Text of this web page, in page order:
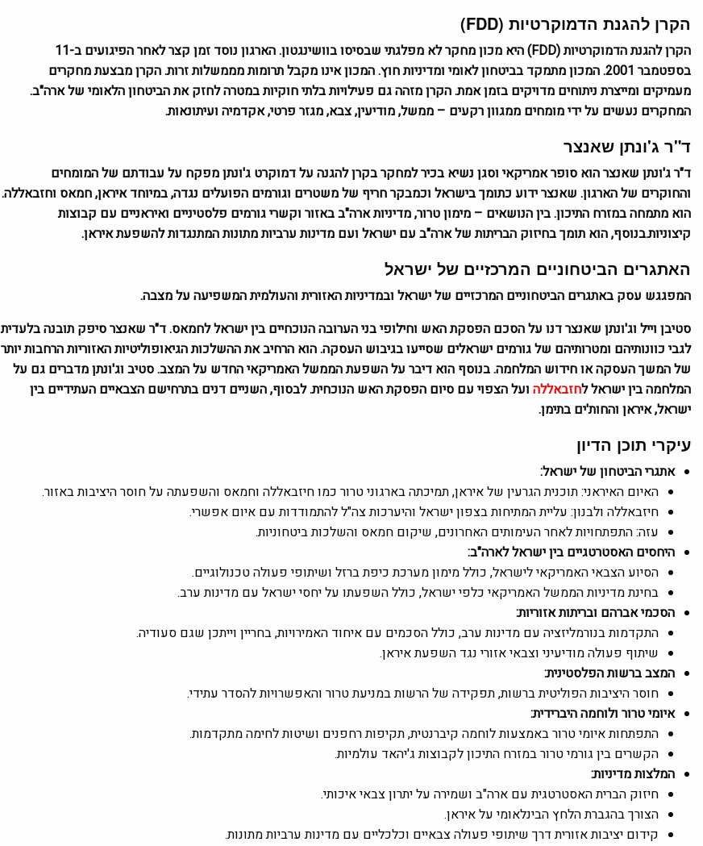
הקרן להגנת הדמוקרטיות (FDD
)
הקרן להגנת הדמוקרטיות (FDD
) היא מכון מחקר לא מפלגתי שבסיסו בוושינגטון. הארגון נוסד זמן קצר לאחר הפיגועים ב-11
בספטמבר 2001. המכון מתמקד בביטחון לאומי ומדיניות חוץ. המכון אינו מקבל תרומות מממשלות זרות. הקרן מבצעת מחקרים
מעמיקים ומייצרת ניתוחים מדויקים בזמן אמת. הקרן מזהה גם פעילויות בלתי חוקיות במטרה לחזק את הביטחון הלאומי של ארה"ב.
המחקרים נעשים על ידי מומחים ממגוון רקעים – ממשל, מודיעין, צבא, מגזר פרטי, אקדמיה ועיתונאות.
ד"ר ג'ונתן שאנצר
ד"ר ג'ונתן שאנצר הוא סופר אמריקאי וסגן נשיא בכיר למחקר בקרן להגנה על דמוקרט ג'ונתןמפקח על עבודתם של המומחים
והחוקרים של הארגון. שאנצר ידוע כתומך בישראל וכמבקר חריף של משטרים וגורמים הפועלים נגדה, במיוחד איראן, חמאס וחזבאללה.
הוא מתמחה במזרח התיכון. בין הנושאים – מימון טרור, מדיניות ארה"ב באזור וקשרי גורמים פלסטיניים ואיראניים עם קבוצות
קיצוניות.בנוסף, הוא תומך בחיזוק הבריתות של ארה"ב עם ישראל ועם מדינות ערביות מתונות המתנגדות להשפעת איראן.
האתגרים הביטחוניים המרכזיים של ישראל
המפגגש עסק באתגרים הביטחוניים המרכזיים של ישראל ובמדיניות האזורית והעולמית המשפיעה על מצבה.
סטיבן וייל וג'ונתן שאנצר דנו על הסכם הפסקת האש וחילופי בני הערובה הנוכחיים בין ישראל לחמאס. ד"ר שאנצר סיפק תובנה בלעדית
לגבי כוונותיהם ומטרותיהם של גורמים ישראלים שסייעו בגיבוש העסקה. הוא הרחיב את ההשלכות הגיאופוליטיות האזוריות הרחבות יותר
של המשך העסקה או חידוש המלחמה. בנוסף הוא דיבר על השפעת הממשל האמריקאי החדש על המצב. סטיב וג'ונתן מדברים גם על
המלחמה בין ישראל לחזבאללה ועל הצפוי עם סיום הפסקת האש הנוכחית. לבסוף, השניים דנים בתרחישם הצבאיים העתידיים בין
ישראל, איראן והחות'ים בתימן.
עיקרי תוכן הדיון
אתגרי הביטחון של ישראל:
האיום האיראני: תוכנית הגרעין של איראן, תמיכתה בארגוני טרור כמו חיזבאללה וחמאס והשפעתה על חוסר היציבות באזור.
חיזבאללה ולבנון: עליית המתיחות בצפון ישראל והיערכות צה"ל להתמודדות עם איום אפשרי.
עזה: התפתחויות לאחר העימותים האחרונים, שיקום חמאס והשלכות ביטחוניות.
היחסים האסטרטגיים בין ישראל לארה"ב:
הסיוע הצבאי האמריקאי לישראל, כולל מימון מערכת כיפת ברזל ושיתופי פעולה טכנולוגיים.
בחינת מדיניות הממשל האמריקאי כלפי ישראל, כולל השפעתו על יחסי ישראל עם מדינות ערב.
הסכמי אברהם ובריתות אזוריות:
התקדמות בנורמליזציה עם מדינות ערב, כולל הסכמים עם איחוד האמירויות, בחריין וייתכן שגם סעודיה.
שיתוף פעולה מודיעיני וצבאי אזורי נגד השפעת איראן.
המצב ברשות הפלסטינית:
חוסר היציבות הפוליטית ברשות, תפקידה של הרשות במניעת טרור והאפשרויות להסדר עתידי.
איומי טרור ולוחמה היברידית:
התפתחות איומי טרור באמצעות לוחמה קיברנטית, תקיפות רחפנים ושיטות לחימה מתקדמות.
הקשרים בין גורמי טרור במזרח התיכון לקבוצות ג'יהאד עולמיות.
המלצות מדיניות:
חיזוק הברית האסטרטגית עם ארה"ב ושמירה על יתרון צבאי איכותי.
הצורך בהגברת הלחץ הבינלאומי על איראן.
קידום יציבות אזורית דרך שיתופי פעולה צבאיים וכלכליים עם מדינות ערביות מתונות.